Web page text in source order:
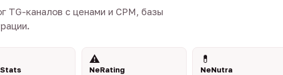
TG-каналов с ценами и CPM, базы
⚠️
NeRating
💊
NeNutra